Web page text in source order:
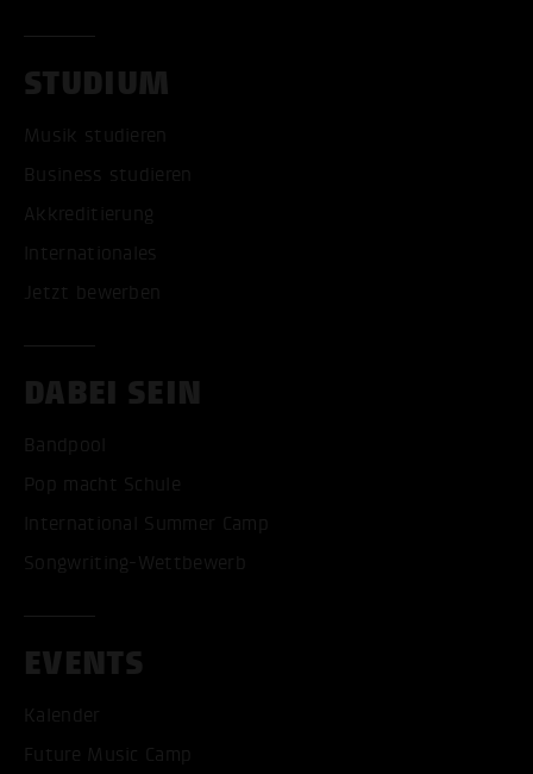
STUDIUM
Musik studieren
Business studieren
Akkreditierung
Internationales
Jetzt bewerben
DABEI SEIN
Bandpool
Pop macht Schule
International Summer Camp
Songwriting-Wettbewerb
EVENTS
Kalender
Future Music Camp